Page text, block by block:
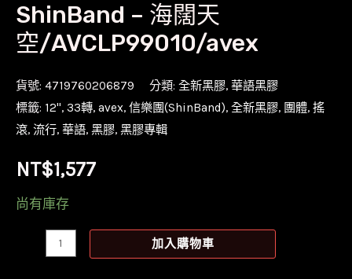
ShinBand – 海闊天
空/AVCLP99010/avex
貨號: 4719760206879 分類: 全新黑膠, 華語黑膠
標籤: 12'', 33轉, avex, 信樂團(ShinBand), 全新黑膠, 團體, 搖
滾, 流行, 華語, 黑膠, 黑膠專輯
NT$1,577
尚有庫存
加入購物車